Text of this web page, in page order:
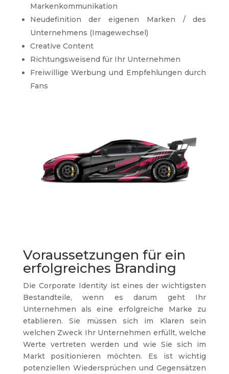
Markenkommunikation
Neudefinition der eigenen Marken / des
Unternehmens (Imagewechsel)
Creative Content
Richtungsweisend für Ihr Unternehmen
Freiwillige Werbung und Empfehlungen durch
Fans
Voraussetzungen für ein
erfolgreiches Branding
Die Corporate Identity ist eines der wichtigsten
Bestandteile, wenn es darum geht Ihr
Unternehmen als eine erfolgreiche Marke zu
etablieren. Sie müssen sich im Klaren sein
welchen Zweck Ihr Unternehmen erfüllt, welche
Werte vertreten werden und wie Sie sich im
Markt positionieren möchten. Es ist wichtig
potenziellen Wiedersprüchen und Gegensätzen